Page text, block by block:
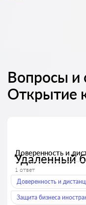
Вопросы и
Открытие
Доверенность и
Удаленный
1 ответ
Доверенность и
Защита бизнеса